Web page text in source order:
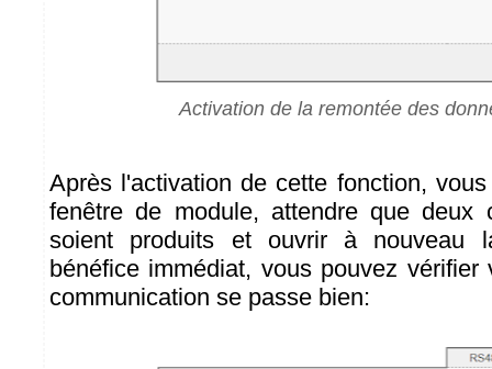
Activation de la remontée des
Après l'activation de cette fonction,
fenêtre de module, attendre que deux
soient produits et ouvrir à nouveau
bénéfice immédiat, vous pouvez vérifier
communication se passe bien: